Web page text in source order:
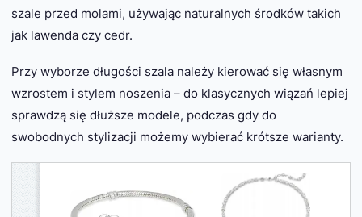
szale przed molami, używając naturalnych środków takich
jak lawenda czy cedr.
Przy wyborze długości szala należy kierować się własnym
wzrostem i stylem noszenia – do klasycznych wiązań lepiej
sprawdzą się dłuższe modele, podczas gdy do
swobodnych stylizacji możemy wybierać krótsze warianty.